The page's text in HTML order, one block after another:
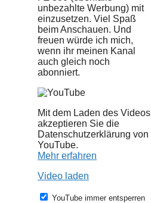
unbezahlte Werbung) mit
einzusetzen. Viel Spaß
beim Anschauen. Und
freuen würde ich mich,
wenn ihr meinen Kanal
auch gleich noch
abonniert.
Mit dem Laden des Videos
akzeptieren Sie die
Datenschutzerklärung von
YouTube.
Mehr erfahren
Video laden
YouTube immer entsperren